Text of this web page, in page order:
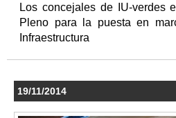
Los concejales de IU-verdes
Pleno para la puesta en
Infraestructura
19/11/2014